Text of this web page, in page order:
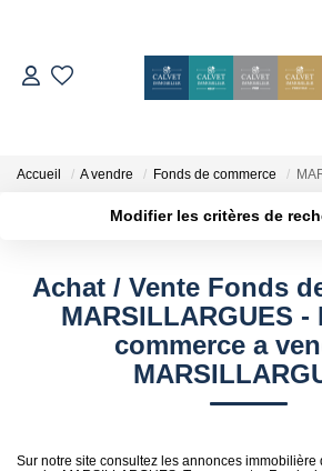
ESTIMER
Notre Équipe
Nos Partenaires
Nos Actes
Accueil A vendre Fonds de commerce
Modifier les critères de
Surface min Budget
Plus de critères
Achat / Vente Fonds
MARSILLARGUES -
commerce a
Sur notre site consultez les annonces immobilière